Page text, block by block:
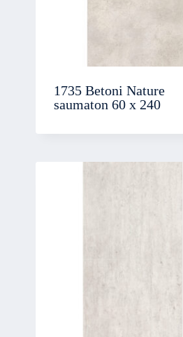
1735 Betoni Nature
saumaton 60 x 240